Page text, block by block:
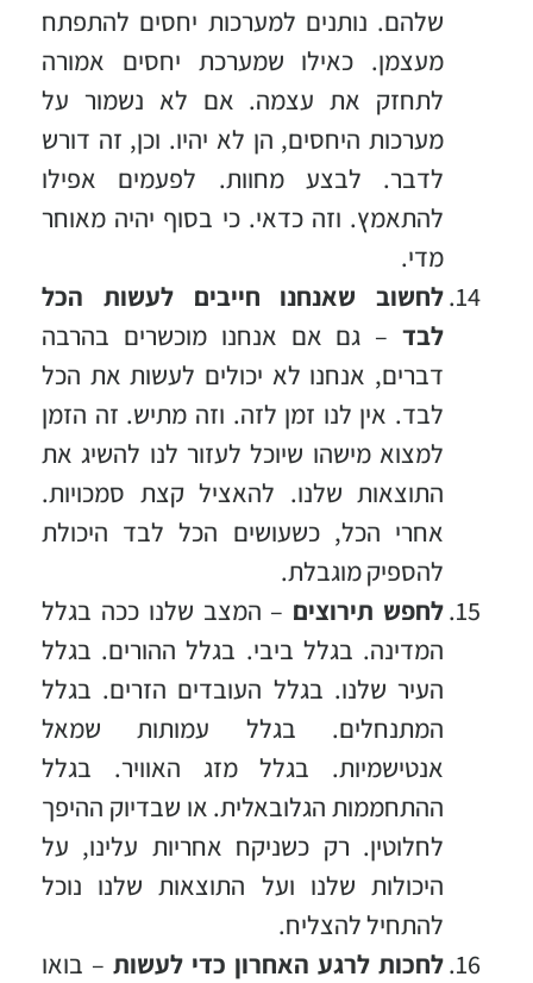
שלהם. נותנים למערכות יחסים להתפתח
מעצמן. כאילו שמערכת יחסים אמורה
לתחזק את עצמה. אם לא נשמור על
מערכות היחסים, הן לא יהיו. וכן, זה דורש
לדבר. לבצע מחוות. לפעמים אפילו
להתאמץ. וזה כדאי. כי בסוף יהיה מאוחר
מדי.
לחשוב שאנחנו חייבים לעשות הכל
לבד – גם אם אנחנו מוכשרים בהרבה
דברים, אנחנו לא יכולים לעשות את הכל
לבד. אין לנו זמן לזה. וזה מתיש. זה הזמן
למצוא מישהו שיוכל לעזור לנו להשיג את
התוצאות שלנו. להאציל קצת סמכויות.
אחרי הכל, כשעושים הכל לבד היכולת
להספיק מוגבלת.
לחפש תירוצים – המצב שלנו ככה בגלל
המדינה. בגלל ביבי. בגלל ההורים. בגלל
העיר שלנו. בגלל העובדים הזרים. בגלל
המתנחלים. בגלל עמותות שמאל
אנטישמיות. בגלל מזג האוויר. בגלל
ההתחממות הגלובאלית. או שבדיוק ההיפך
לחלוטין. רק כשניקח אחריות עלינו, על
היכולות שלנו ועל התוצאות שלנו נוכל
להתחיל להצליח.
לחכות לרגע האחרון כדי לעשות – בואו